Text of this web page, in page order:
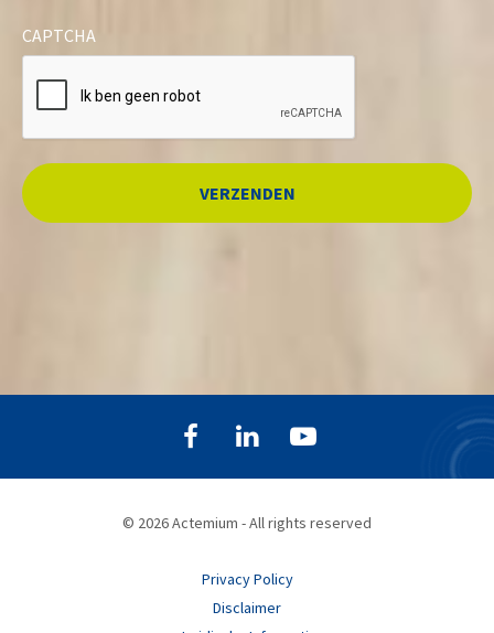
CAPTCHA
© 2026 Actemium - All rights reserved
Privacy Policy
Disclaimer